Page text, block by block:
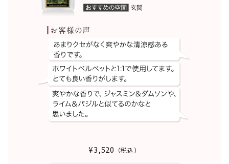
¥3,520 （税込）